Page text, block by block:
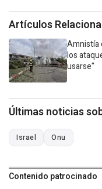
Artículos
Amnistía
los
usarse"
Últimas noticias
Israel Onu
Contenido patrocinado